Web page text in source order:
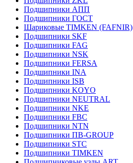
Подшипники АПП
Подшипники ГОСТ
Шариковые ТІMKEN (FAFNIR)
Подшипники SKF
Подшипники FAG
Подшипники NSK
Подшипники FERSA
Подшипники INA
Подшипники ISB
Подшипники KOYO
Подшипники NEUTRAL
Подшипники NKE
Подшипники FBC
Подшипники NTN
Подшипники ПВ-GROUP
Подшипники STC
Подшипники TIMKEN